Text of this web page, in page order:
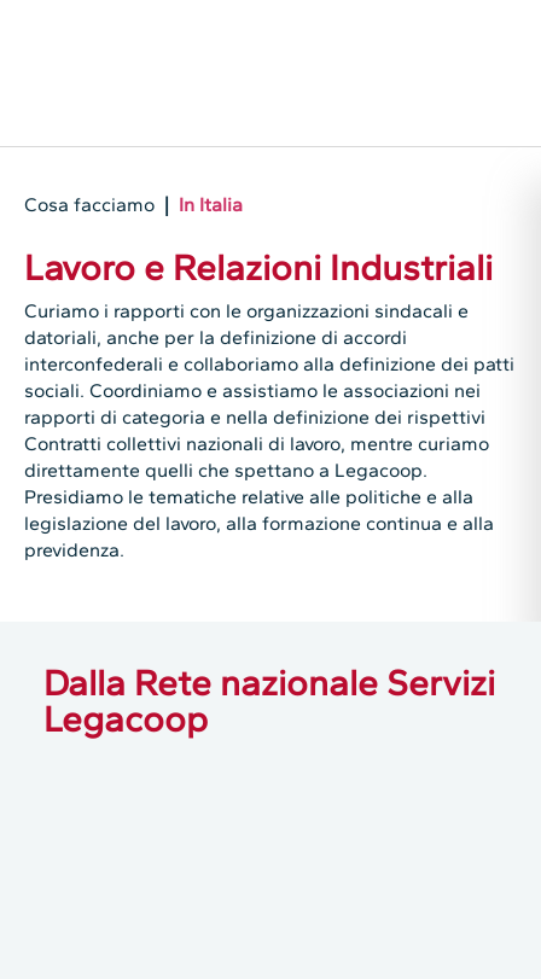
Cosa facciamo | In Italia
Lavoro e Relazioni Industriali
Curiamo i rapporti con le organizzazioni sindacali e
datoriali, anche per la definizione di accordi
interconfederali e collaboriamo alla definizione dei patti
sociali. Coordiniamo e assistiamo le associazioni nei
rapporti di categoria e nella definizione dei rispettivi
Contratti collettivi nazionali di lavoro, mentre curiamo
direttamente quelli che spettano a Legacoop.
Presidiamo le tematiche relative alle politiche e alla
legislazione del lavoro, alla formazione continua e alla
previdenza.
Dalla Rete nazionale Servizi
Legacoop